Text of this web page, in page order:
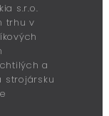
s.r.o.
trhu v
a
strojársku